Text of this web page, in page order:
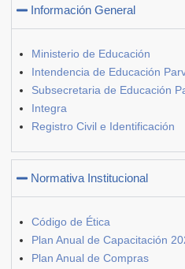
Información General
Ministerio de Educación
Intendencia de Educación
Subsecretaria de Educación
Integra
Registro Civil e Identificación
Normativa Institucional
Código de Ética
Plan Anual de Capacitación
Plan Anual de Compras